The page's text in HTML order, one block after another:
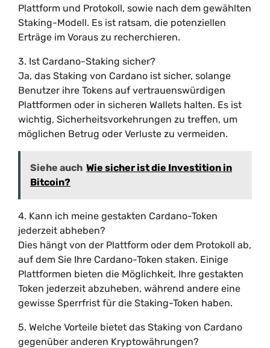
Plattform und Protokoll, sowie nach dem gewählten
Staking-Modell. Es ist ratsam, die potenziellen
Erträge im Voraus zu recherchieren.
3. Ist Cardano-Staking sicher?
Ja, das Staking von Cardano ist sicher, solange
Benutzer ihre Tokens auf vertrauenswürdigen
Plattformen oder in sicheren Wallets halten. Es ist
wichtig, Sicherheitsvorkehrungen zu treffen, um
möglichen Betrug oder Verluste zu vermeiden.
Siehe auch Wie sicher ist die Investition in
Bitcoin?
4. Kann ich meine gestakten Cardano-Token
jederzeit abheben?
Dies hängt von der Plattform oder dem Protokoll ab,
auf dem Sie Ihre Cardano-Token staken. Einige
Plattformen bieten die Möglichkeit, Ihre gestakten
Token jederzeit abzuheben, während andere eine
gewisse Sperrfrist für die Staking-Token haben.
5. Welche Vorteile bietet das Staking von Cardano
gegenüber anderen Kryptowährungen?